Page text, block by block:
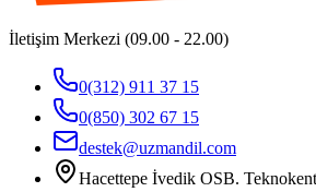
İletişim Merkezi (09.00 - 22.00)
0(312) 911 37 15
0(850) 302 67 15
destek@uzmandil.com
Hacettepe İvedik OSB.